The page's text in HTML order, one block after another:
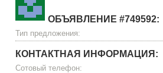
ОБЪЯВЛЕНИЕ #749592:
Тип предложения:
КОНТАКТНАЯ ИНФОРМАЦИЯ:
Сотовый телефон: